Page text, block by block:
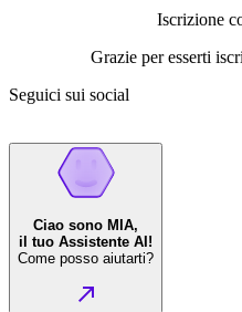
Iscrizione
Grazie per esserti
Seguici sui social
Ciao sono MIA,
il tuo Assistente AI!
Come posso aiutarti?